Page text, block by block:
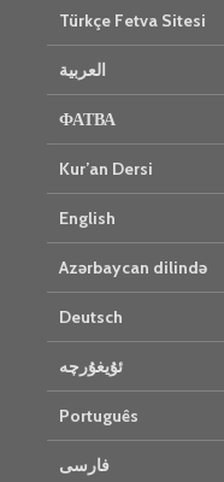
Türkçe Fetva Sitesi
العربية
ФАТВА
Kur’an Dersi
English
Azərbaycan dilində
Deutsch
ئۇيغۇرچە
Português
فارسی